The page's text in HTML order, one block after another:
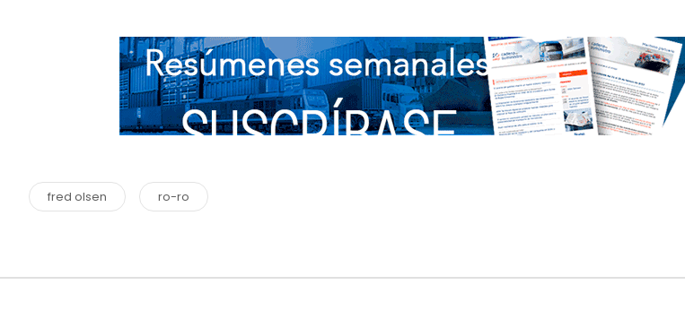
fred olsen ro-ro